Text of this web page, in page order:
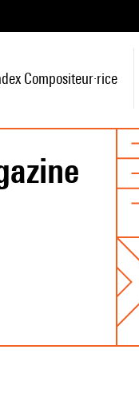
Compositeur·rice